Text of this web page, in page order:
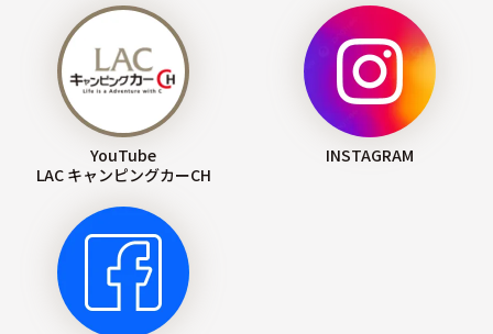
YouTube
LAC キャンピングカーCH
INSTAGRAM